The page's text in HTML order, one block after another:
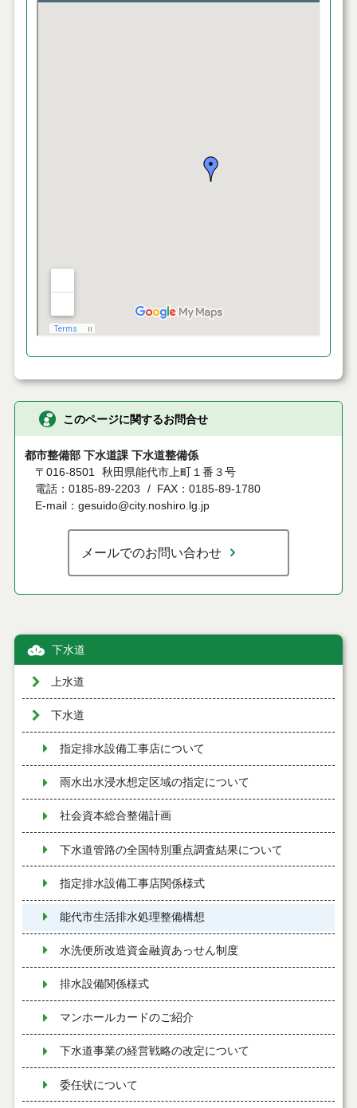
このページに関するお問合せ
都市整備部 下水道課 下水道整備係
〒016-8501 秋田県能代市上町１番３号
電話：0185-89-2203
FAX：0185-89-1780
E-mail：gesuido@city.noshiro.lg.jp
メールでのお問い合わせ
下水道
上水道
下水道
指定排水設備工事店について
雨水出水浸水想定区域の指定について
社会資本総合整備計画
下水道管路の全国特別重点調査結果について
指定排水設備工事店関係様式
能代市生活排水処理整備構想
水洗便所改造資金融資あっせん制度
排水設備関係様式
マンホールカードのご紹介
下水道事業の経営戦略の改定について
委任状について